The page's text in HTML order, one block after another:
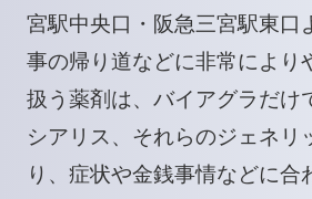
宮駅中央口・阪急三宮駅東口
事の帰り道などに非常により
扱う薬剤は、バイアグラだけ
シアリス、それらのジェネリ
り、症状や金銭事情などに合